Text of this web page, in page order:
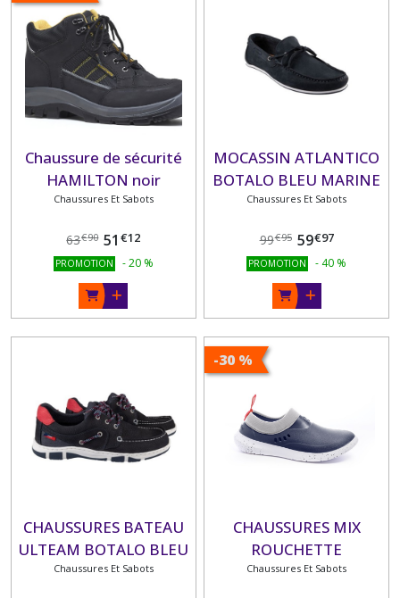
Chaussure de sécurité
HAMILTON noir
Chaussures Et Sabots
63€90 51 €12
PROMOTION -20 %
MOCASSIN ATLANTICO
BOTALO BLEU MARINE
Chaussures Et Sabots
99€95 59€97
PROMOTION - 40 %
CHAUSSURES BATEAU
ULTEAM BOTALO BLEU
MARINE
Chaussures Et Sabots
-30 %
CHAUSSURES MIX
ROUCHETTE
Chaussures Et Sabots